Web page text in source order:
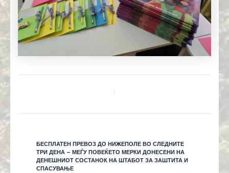
БЕСПЛАТЕН ПРЕВОЗ ДО НИЖЕПОЛЕ ВО СЛЕДНИТЕ
ТРИ ДЕНА – МЕЃУ ПОВЕЌЕТО МЕРКИ ДОНЕСЕНИ НА
ДЕНЕШНИОТ СОСТАНОК НА ШТАБОТ ЗА ЗАШТИТА И
СПАСУВАЊЕ